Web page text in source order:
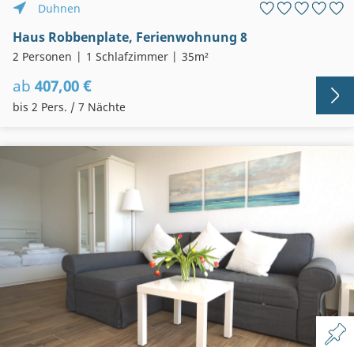
Duhnen
Haus Robbenplate, Ferienwohnung 8
2 Personen 1 Schlafzimmer 35m²
ab 407,00 €
bis 2 Pers. / 7 Nächte